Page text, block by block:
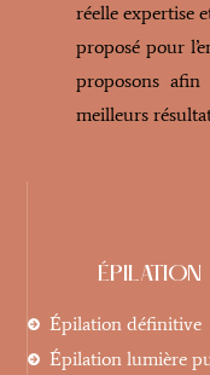
réelle expertise
proposé pour
proposons
meilleurs
ÉPILATION
Épilation définitive
Épilation lumière